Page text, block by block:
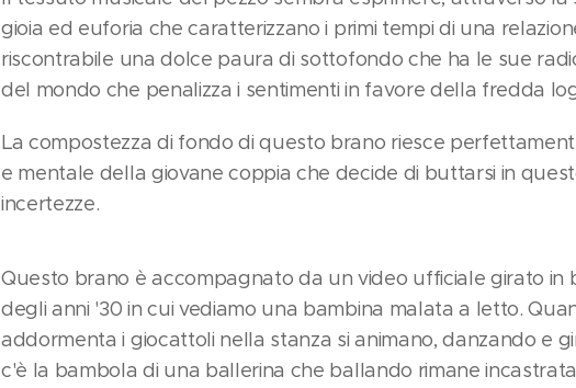
gioia ed euforia che caratterizzano i primi tempi di una
riscontrabile una dolce paura di sottofondo che ha le sue
del mondo che penalizza i sentimenti in favore della fredda
La compostezza di fondo di questo brano riesce
e mentale della giovane coppia che decide di buttarsi in
incertezze.
Questo brano è accompagnato da un video ufficiale girato in
degli anni '30 in cui vediamo una bambina malata a letto.
addormenta i giocattoli nella stanza si animano, danzando e
c'è la bambola di una ballerina che ballando rimane